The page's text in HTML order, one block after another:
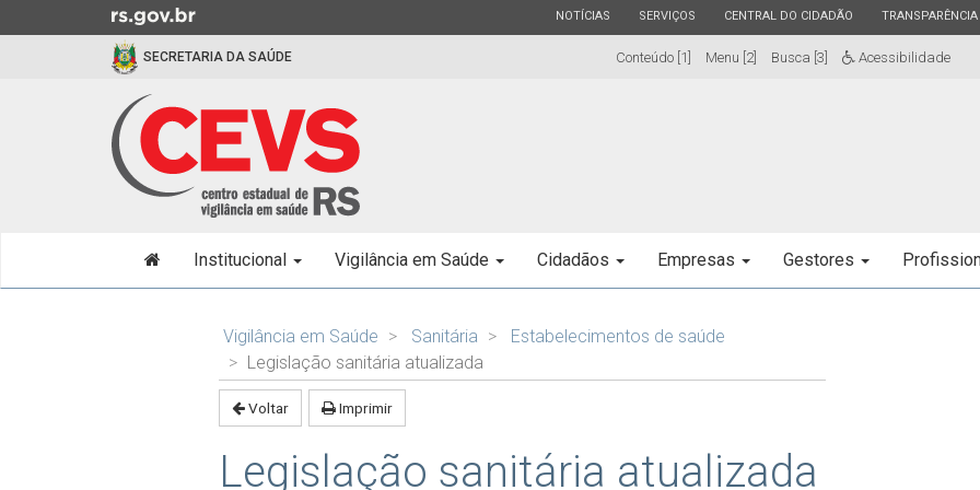
para
ESTADO
NOTÍCIAS ESTADO
SERVIÇOS ESTADO
CENTRAL DO CIDADÃO ESTADO
TRANSPARÊNCIA
SECRETARIA DA SAÚDE Conteúdo [1] Menu [2] Busca [3] Acessibilidade
do
Institucional Vigilância em Saúde Cidadãos Empresas Gestores
Vigilância em Saúde Sanitária
Estabelecimentos de saúde
Legislação sanitária atualizada
Voltar Imprimir
Legislação sanitária atualizada